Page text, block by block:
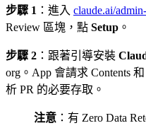
步驟 1 ：進入 claude.ai/
Review 區塊，點 Setup 。
步驟 2 ：跟著引導安裝
org。App 會請求 Contents
析 PR 的必要存取。
注意 ：有 Zero Data